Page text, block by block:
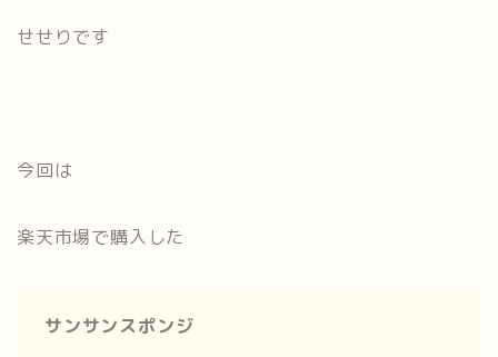
せせりです
今回は
楽天市場で購入した
サンサンスポンジ